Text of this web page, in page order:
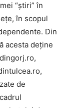
“știri” în
în scopul
Din
acesta deține
de